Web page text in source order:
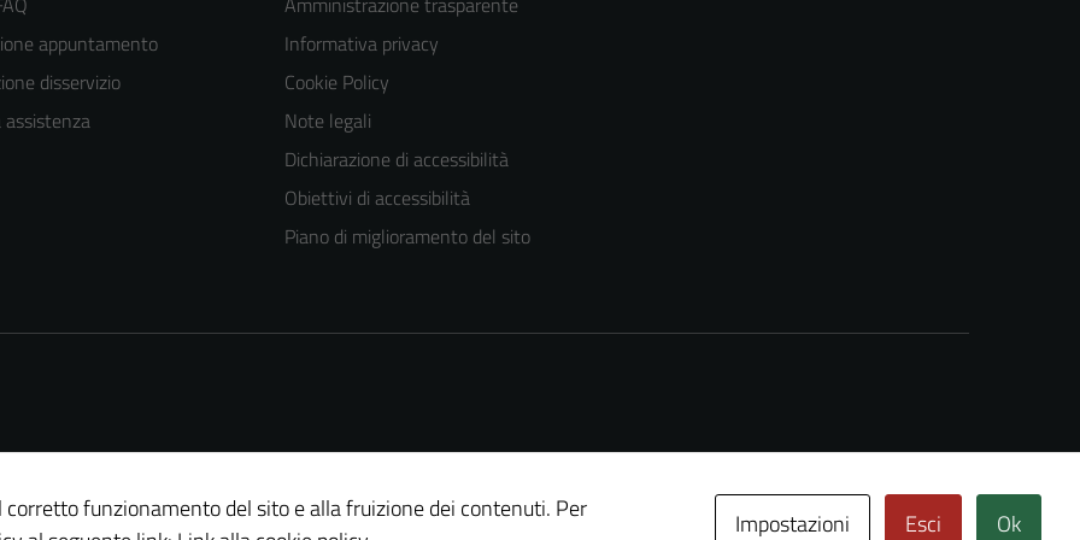
appuntamento
disservizio
assistenza
Informativa privacy
Cookie Policy
Note legali
Dichiarazione di accessibilità
Obiettivi di accessibilità
Piano di miglioramento del sito
funzionamento del sito e alla fruizione dei contenuti. Per
Impostazioni Esci Ok
Tecnici
per il
essere
disabilitati.
Questi cookie